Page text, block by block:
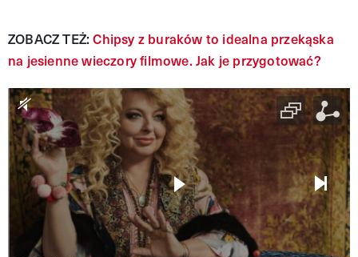
ZOBACZ TEŻ:Chipsy z buraków to idealna przekąska
na jesienne wieczory filmowe. Jak je przygotować?